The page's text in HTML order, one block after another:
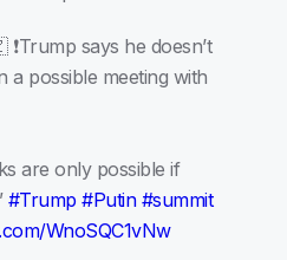
says he doesn’t
a possible meeting with
are only possible if
#Trump #Putin #summit
WnoSQC1vNw